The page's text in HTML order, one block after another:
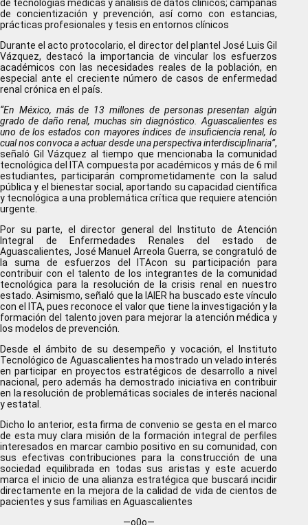
de tecnologías médicas y análisis de datos clínicos; campañas
de concientización y prevención, así como con estancias,
prácticas profesionales y tesis en entornos clínicos
Durante el acto protocolario, el director del plantel José Luis Gil
Vázquez, destacó la importancia de vincular los esfuerzos
académicos con las necesidades reales de la población, en
especial ante el creciente número de casos de enfermedad
renal crónica en el país.
“En México, más de 13 millones de personas presentan algún
grado de daño renal, muchas sin diagnóstico. Aguascalientes es
uno de los estados con mayores índices de insuficiencia renal, lo
cual nos convoca a actuar desde una perspectiva interdisciplinaria”,
señaló Gil Vázquez al tiempo que mencionaba la comunidad
tecnológica del ITA compuesta por académicos y más de 6 mil
estudiantes, participarán comprometidamente con la salud
pública y el bienestar social, aportando su capacidad científica
y tecnológica a una problemática crítica que requiere atención
urgente.
Por su parte, el director general del Instituto de Atención
Integral de Enfermedades Renales del estado de
Aguascalientes, José Manuel Arreola Guerra, se congratuló de
la suma de esfuerzos del ITAcon su participación para
contribuir con el talento de los integrantes de la comunidad
tecnológica para la resolución de la crisis renal en nuestro
estado. Asimismo, señaló que la IAIER ha buscado este vínculo
con el ITA, pues reconoce el valor que tiene la investigación y la
formación del talento joven para mejorar la atención médica y
los modelos de prevención.
Desde el ámbito de su desempeño y vocación, el Instituto
Tecnológico de Aguascalientes ha mostrado un velado interés
en participar en proyectos estratégicos de desarrollo a nivel
nacional, pero además ha demostrado iniciativa en contribuir
en la resolución de problemáticas sociales de interés nacional
y estatal.
Dicho lo anterior, esta firma de convenio se gesta en el marco
de esta muy clara misión de la formación integral de perfiles
interesados en marcar cambio positivo en su comunidad, con
sus efectivas contribuciones para la construcción de una
sociedad equilibrada en todas sus aristas y este acuerdo
marca el inicio de una alianza estratégica que buscará incidir
directamente en la mejora de la calidad de vida de cientos de
pacientes y sus familias en Aguascalientes
—o0o—